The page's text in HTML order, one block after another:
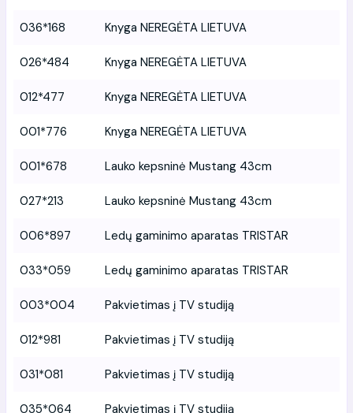
036*168 Knyga NEREGĖTA LIETUVA
026*484 Knyga NEREGĖTA LIETUVA
012*477 Knyga NEREGĖTA LIETUVA
001*776 Knyga NEREGĖTA LIETUVA
001*678 Lauko kepsninė Mustang 43cm
027*213 Lauko kepsninė Mustang 43cm
006*897 Ledų gaminimo aparatas TRISTAR
033*059 Ledų gaminimo aparatas TRISTAR
003*004 Pakvietimas į TV studiją
012*981 Pakvietimas į TV studiją
031*081 Pakvietimas į TV studiją
035*064 Pakvietimas į TV studiją